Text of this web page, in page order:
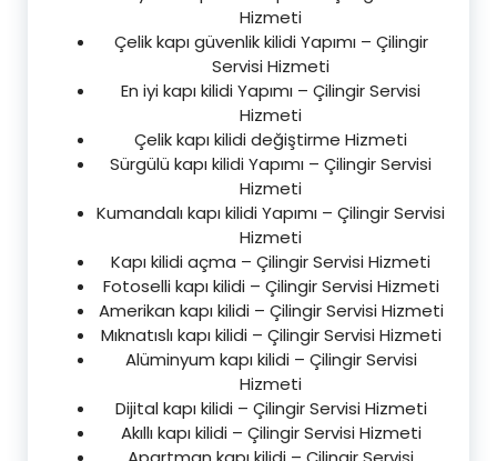
Hizmeti
Çelik kapı güvenlik kilidi Yapımı – Çilingir
Servisi Hizmeti
En iyi kapı kilidi Yapımı – Çilingir Servisi
Hizmeti
Çelik kapı kilidi değiştirme Hizmeti
Sürgülü kapı kilidi Yapımı – Çilingir Servisi
Hizmeti
Kumandalı kapı kilidi Yapımı – Çilingir Servisi
Hizmeti
Kapı kilidi açma – Çilingir Servisi Hizmeti
Fotoselli kapı kilidi – Çilingir Servisi Hizmeti
Amerikan kapı kilidi – Çilingir Servisi Hizmeti
Mıknatıslı kapı kilidi – Çilingir Servisi Hizmeti
Alüminyum kapı kilidi – Çilingir Servisi
Hizmeti
Dijital kapı kilidi – Çilingir Servisi Hizmeti
Akıllı kapı kilidi – Çilingir Servisi Hizmeti